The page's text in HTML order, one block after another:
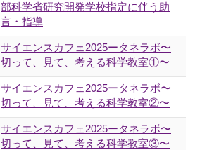
部科学省研究開発学校指定に伴う助
言・指導
サイエンスカフェ2025ータネラボ〜
切って、見て、考える科学教室①〜
サイエンスカフェ2025ータネラボ〜
切って、見て、考える科学教室②〜
サイエンスカフェ2025ータネラボ〜
切って、見て、考える科学教室③〜